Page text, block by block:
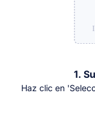
1.
Haz clic en